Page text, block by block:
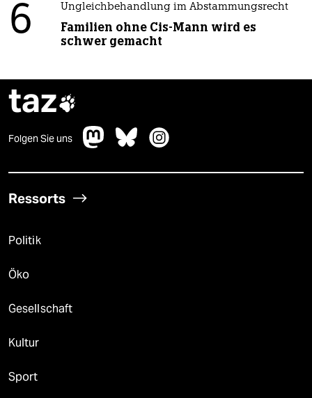
6 Ungleichbehandlung im Abstammungsrecht
Familien ohne Cis-Mann wird es
schwer gemacht
taz
Folgen Sie uns
Ressorts
Politik
Öko
Gesellschaft
Kultur
Sport